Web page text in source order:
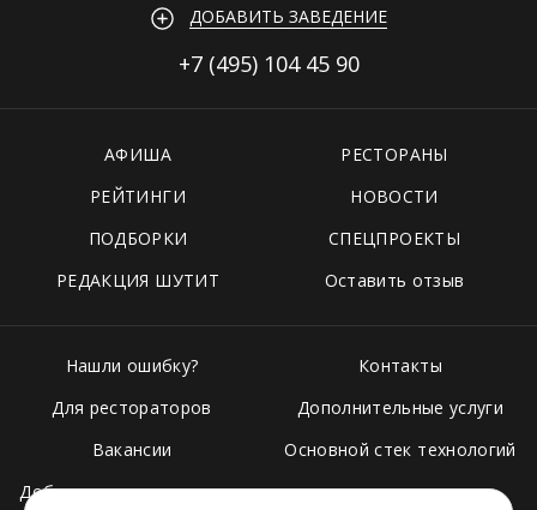
ДОБАВИТЬ ЗАВЕДЕНИЕ
+7 (495) 104 45 90
АФИША
РЕСТОРАНЫ
РЕЙТИНГИ
НОВОСТИ
ПОДБОРКИ
СПЕЦПРОЕКТЫ
РЕДАКЦИЯ ШУТИТ
Оставить отзыв
Нашли ошибку?
Для рестораторов
Вакансии
Добавить свое заведение
Контакты
Дополнительные услуги
Основной стек технологий